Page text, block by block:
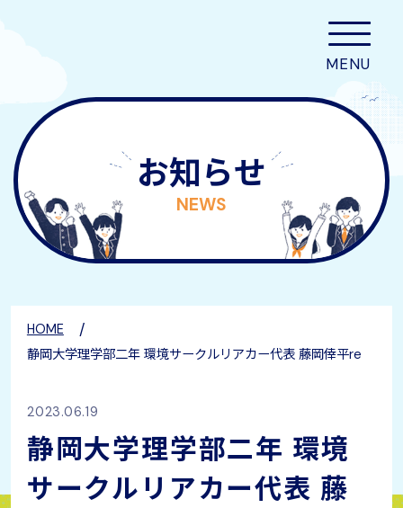
お知らせ
NEWS
HOME /
静岡大学理学部二年 環境サークルリアカー代表 藤岡倖平re
2023.06.19
静岡大学理学部二年 環境
サークルリアカー代表 藤